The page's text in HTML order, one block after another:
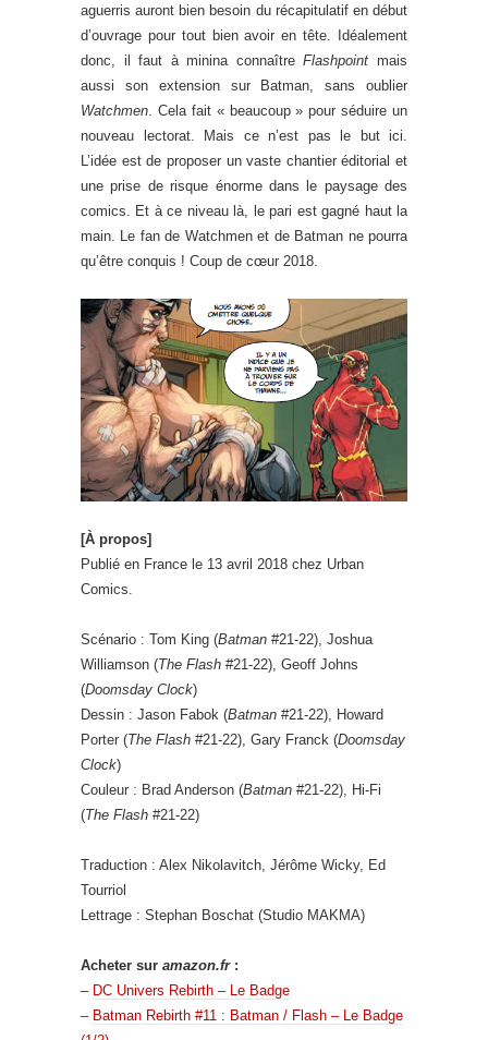
aguerris auront bien besoin du récapitulatif en début
d’ouvrage pour tout bien avoir en tête. Idéalement
donc, il faut à minina connaîtreFlashpoint mais
aussi son extension sur Batman, sans oublier
Watchmen . Cela fait « beaucoup » pour séduire un
nouveau lectorat. Mais ce n’est pas le but ici.
L’idée est de proposer un vaste chantier éditorial et
une prise de risque énorme dans le paysage des
comics. Et à ce niveau là, le pari est gagné haut la
main. Le fan de Watchmen et de Batman ne pourra
qu’être conquis ! Coup de cœur 2018.
[À propos]
Publié en France le 13 avril 2018 chez Urban
Comics.
Scénario : Tom King (Batman #21-22), Joshua
Williamson (The Flash #21-22), Geoff Johns
(Doomsday Clock)
Dessin : Jason Fabok (Batman #21-22), Howard
Porter (The Flash #21-22), Gary Franck (Doomsday
Clock)
Couleur : Brad Anderson (Batman #21-22), Hi-Fi
(The Flash #21-22)
Traduction : Alex Nikolavitch, Jérôme Wicky, Ed
Tourriol
Lettrage : Stephan Boschat (Studio MAKMA)
Acheter sur amazon.fr:
– DC Univers Rebirth – Le Badge
– Batman Rebirth #11 : Batman / Flash – Le Badge